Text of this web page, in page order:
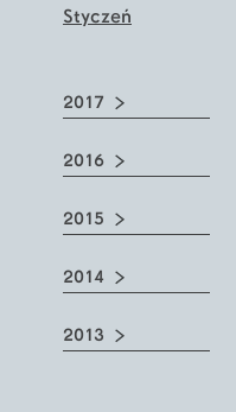
Styczeń
2017
2016
2015
2014
2013